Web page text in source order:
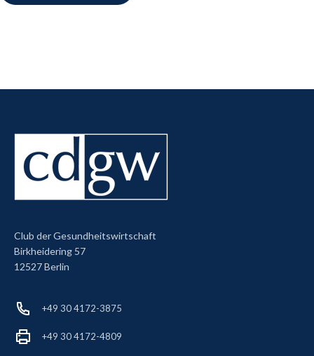
Club der Gesundheitswirtschaft
Birkheidering 57
12527 Berlin
+49 30 4172-3875
+49 30 4172-4809